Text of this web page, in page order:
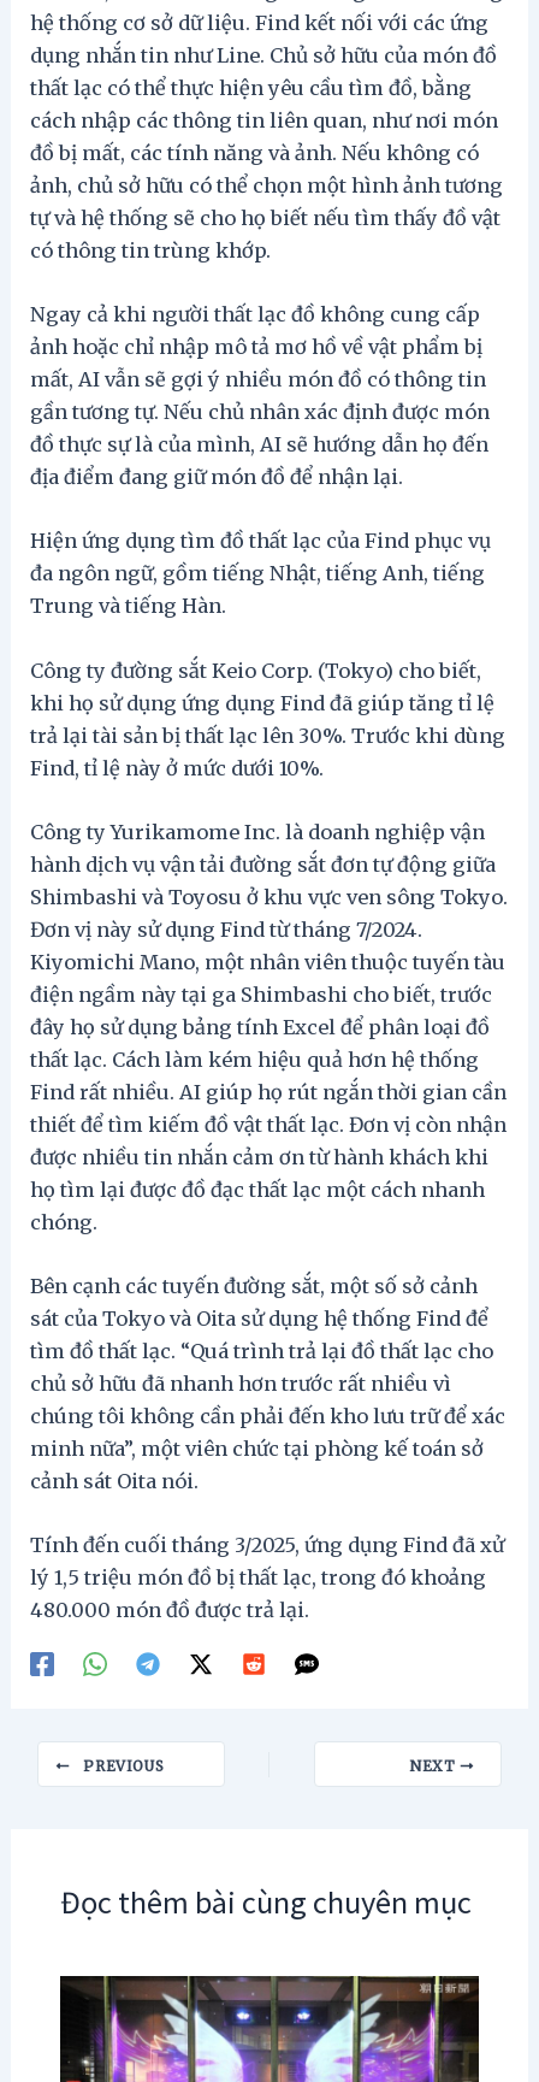
hệ thống cơ sở dữ liệu. Find kết nối với các ứng
dụng nhắn tin như Line. Chủ sở hữu của món đồ
thất lạc có thể thực hiện yêu cầu tìm đồ, bằng
cách nhập các thông tin liên quan, như nơi món
đồ bị mất, các tính năng và ảnh. Nếu không có
ảnh, chủ sở hữu có thể chọn một hình ảnh tương
tự và hệ thống sẽ cho họ biết nếu tìm thấy đồ vật
có thông tin trùng khớp.
Ngay cả khi người thất lạc đồ không cung cấp
ảnh hoặc chỉ nhập mô tả mơ hồ về vật phẩm bị
mất, AI vẫn sẽ gợi ý nhiều món đồ có thông tin
gần tương tự. Nếu chủ nhân xác định được món
đồ thực sự là của mình, AI sẽ hướng dẫn họ đến
địa điểm đang giữ món đồ để nhận lại.
Hiện ứng dụng tìm đồ thất lạc của Find phục vụ
đa ngôn ngữ, gồm tiếng Nhật, tiếng Anh, tiếng
Trung và tiếng Hàn.
Công ty đường sắt Keio Corp. (Tokyo) cho biết,
khi họ sử dụng ứng dụng Find đã giúp tăng tỉ lệ
trả lại tài sản bị thất lạc lên 30%. Trước khi dùng
Find, tỉ lệ này ở mức dưới 10%.
Công ty Yurikamome Inc. là doanh nghiệp vận
hành dịch vụ vận tải đường sắt đơn tự động giữa
Shimbashi và Toyosu ở khu vực ven sông Tokyo.
Đơn vị này sử dụng Find từ tháng 7/2024.
Kiyomichi Mano, một nhân viên thuộc tuyến tàu
điện ngầm này tại ga Shimbashi cho biết, trước
đây họ sử dụng bảng tính Excel để phân loại đồ
thất lạc. Cách làm kém hiệu quả hơn hệ thống
Find rất nhiều. AI giúp họ rút ngắn thời gian cần
thiết để tìm kiếm đồ vật thất lạc. Đơn vị còn nhận
được nhiều tin nhắn cảm ơn từ hành khách khi
họ tìm lại được đồ đạc thất lạc một cách nhanh
chóng.
Bên cạnh các tuyến đường sắt, một số sở cảnh
sát của Tokyo và Oita sử dụng hệ thống Find để
tìm đồ thất lạc. “Quá trình trả lại đồ thất lạc cho
chủ sở hữu đã nhanh hơn trước rất nhiều vì
chúng tôi không cần phải đến kho lưu trữ để xác
minh nữa”, một viên chức tại phòng kế toán sở
cảnh sát Oita nói.
Tính đến cuối tháng 3/2025, ứng dụng Find đã xử
lý 1,5 triệu món đồ bị thất lạc, trong đó khoảng
480.000 món đồ được trả lại.
navigation
PREVIOUS NEXT
Đọc thêm bài cùng chuyên mục